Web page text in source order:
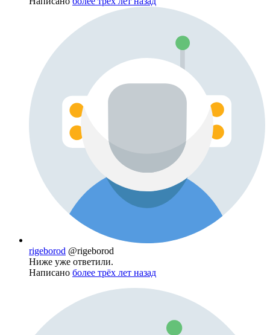
rigeborod @rigeborod
Ниже уже ответили.
Написано более трёх лет назад